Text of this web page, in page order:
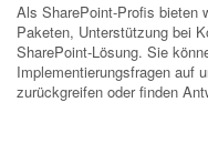
Als SharePoint-Profis bieten
Paketen, Unterstützung bei
SharePoint-Lösung. Sie
Implementierungsfragen auf
zurückgreifen oder finden